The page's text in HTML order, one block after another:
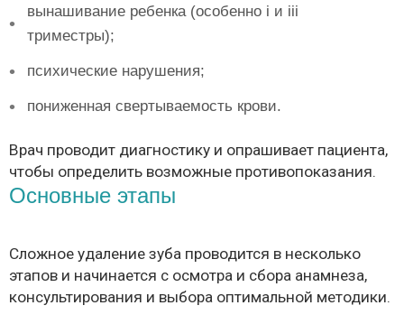
вынашивание ребенка (особенно i и iii
триместры);
психические нарушения;
пониженная свертываемость крови.
Врач проводит диагностику и опрашивает пациента,
чтобы определить возможные противопоказания.
Основные этапы
Сложное удаление зуба проводится в несколько
этапов и начинается с осмотра и сбора анамнеза,
консультирования и выбора оптимальной методики.